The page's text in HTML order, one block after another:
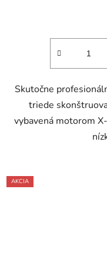
Skutočne
triede
vybavená motorom
AKCIA